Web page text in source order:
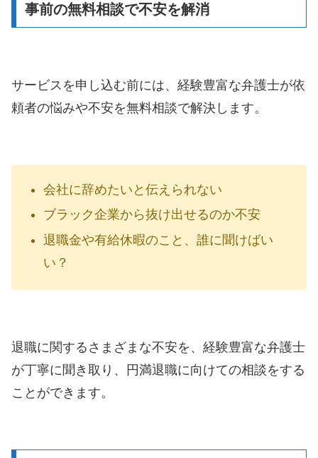
事前の無料相談で不安を解消
サービスを申し込む前には、経験豊富な弁護士が依
頼者の悩みや不安を無料相談で解決します。
会社に辞めたいと伝えられない
ブラック企業から抜け出せるのか不安
退職金や有給休暇のこと、誰に聞けばい
い？
退職に関するさまざまな不安を、経験豊富な弁護士
が丁寧に聞き取り、円満退職に向けての相談をする
ことができます。